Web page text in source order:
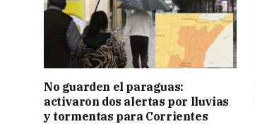
No guarden el paraguas:
activaron dos alertas por lluvias
y tormentas para Corrientes